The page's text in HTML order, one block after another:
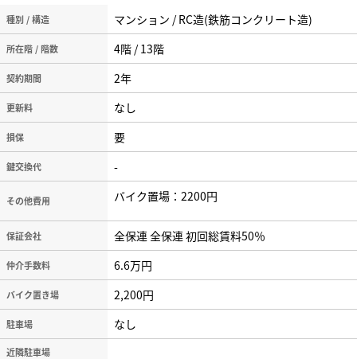
種別 / 構造 マンション / RC造(鉄筋コンクリート造)
所在階 / 階数 4階 / 13階
契約期間 2年
更新料 なし
損保 要
鍵交換代 -
その他費用 バイク置場：2200円
保証会社 全保連 全保連 初回総賃料50％
仲介手数料 6.6万円
バイク置き場 2,200円
駐車場 なし
近隣駐車場